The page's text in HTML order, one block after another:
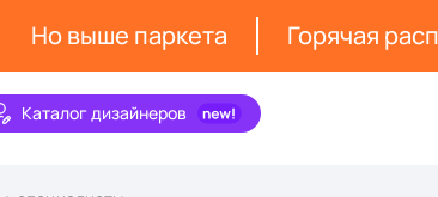
Но выше паркета Горячая
Каталог дизайнеров